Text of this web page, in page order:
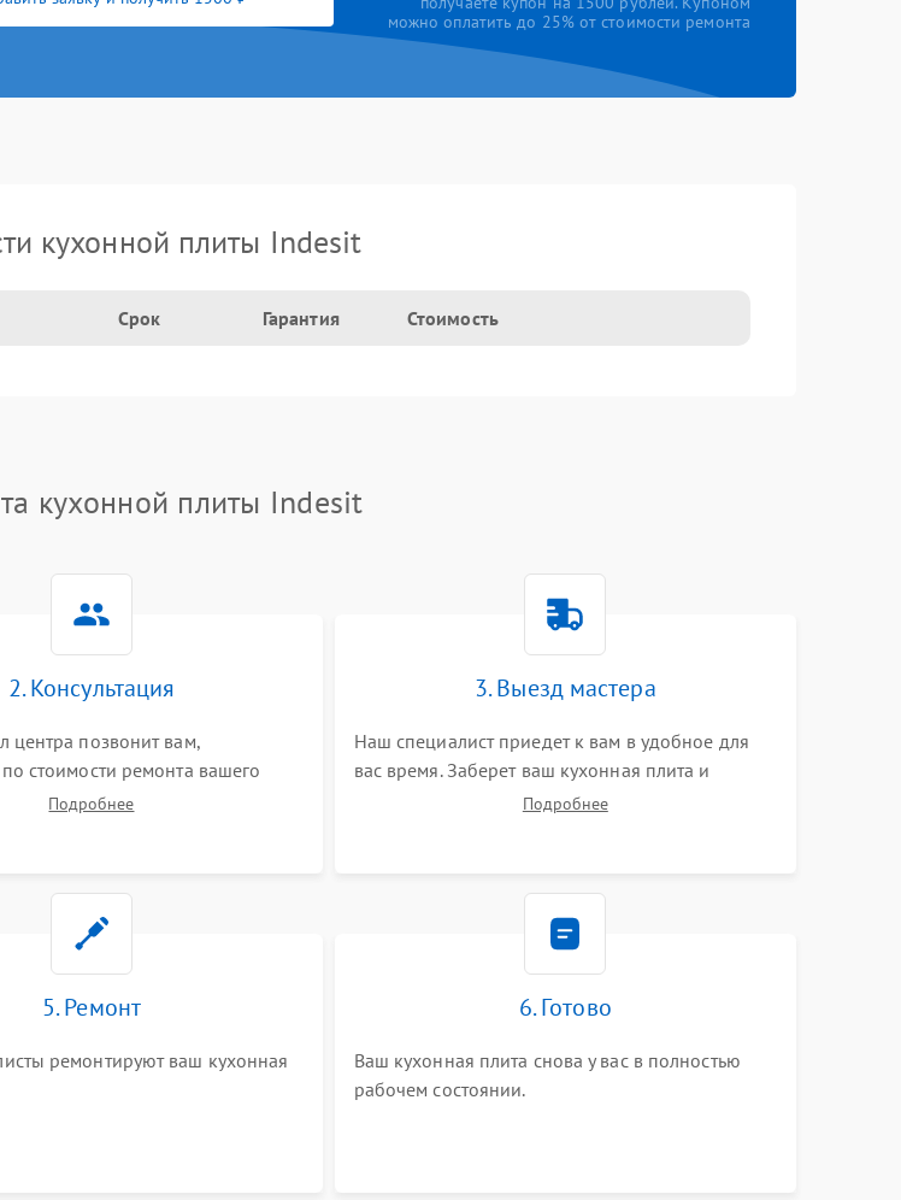
можно оплатить до 25% от стоимости ремонта
кухонной плиты Indesit
Срок Гарантия Стоимость
кухонной плиты Indesit
2. Консультация
центра позвонит вам,
стоимости ремонта вашего
а также ответит на все ваши
Подробнее
3. Выезд мастера
Наш специалист приедет к вам в удобное для
вас время. Заберет ваш кухонная плита и
привезет на склад для диагностики.
Подробнее
5. Ремонт
ремонтируют ваш кухонная
6. Готово
Ваш кухонная плита снова у вас в полностью
рабочем состоянии.